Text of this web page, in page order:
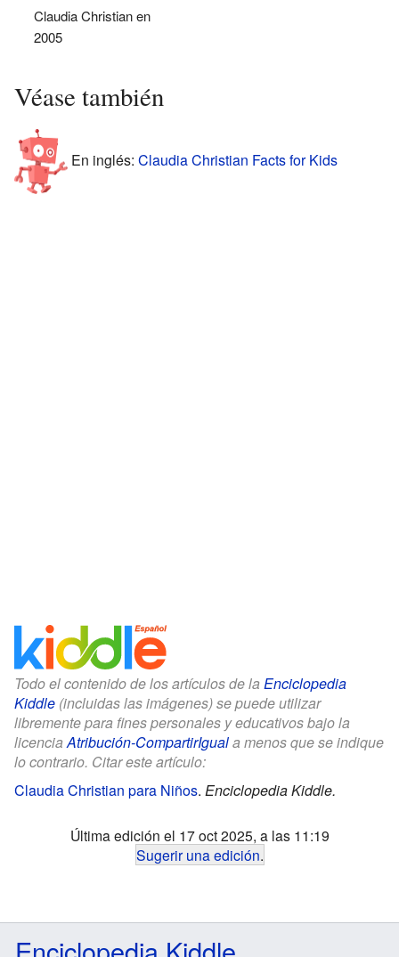
Claudia Christian en
2005
Véase también
En inglés: Claudia Christian Facts for Kids
Todo el contenido de los artículos de la Enciclopedia
Kiddle (incluidas las imágenes) se puede utilizar
libremente para fines personales y educativos bajo la
licenciaAtribución-CompartirIguala menos que se indique
lo contrario. Citar este artículo:
Claudia Christian para Niños. Enciclopedia Kiddle.
Última edición el 17 oct 2025, a las 11:19
Sugerir una edición.